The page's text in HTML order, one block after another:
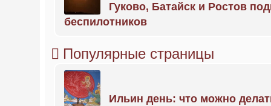
Гуково, Батайск и Ростов
беспилотников
Популярные страницы
Ильин день: что можно